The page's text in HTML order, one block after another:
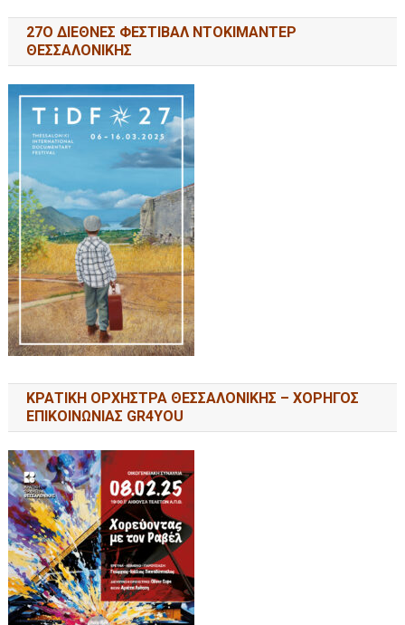
27Ο ΔΙΕΘΝΕΣ ΦΕΣΤΙΒΑΛ ΝΤΟΚΙΜΑΝΤΕΡ
ΘΕΣΣΑΛΟΝΙΚΗΣ
ΚΡΑΤΙΚΗ ΟΡΧΗΣΤΡΑ ΘΕΣΣΑΛΟΝΙΚΗΣ – ΧΟΡΗΓΟΣ
ΕΠΙΚΟΙΝΩΝΙΑΣ GR4YOU